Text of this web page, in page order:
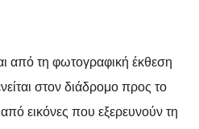
από τη φωτογραφική έκθεση
στον διάδρομο προς το
εικόνες που εξερευνούν τη